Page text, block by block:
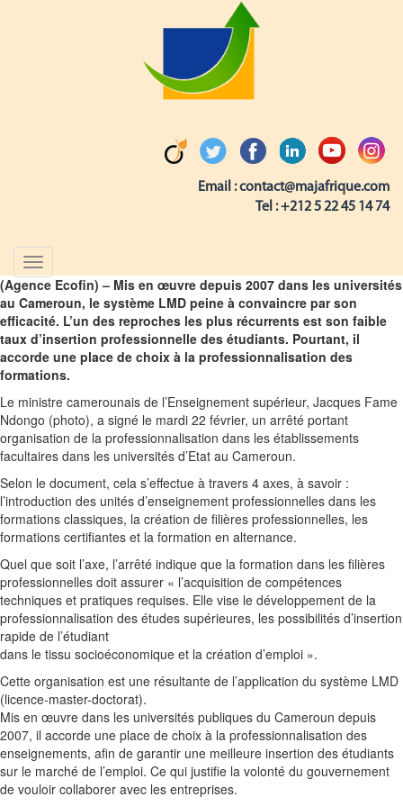
Email :contact@majafrique.com
Tel :+212 5 22 45 14 74
Toggle
navigation
(Agence Ecofin) – Mis en œuvre depuis 2007 dans les universités
au Cameroun, le système LMD peine à convaincre par son
efficacité. L’un des reproches les plus récurrents est son faible
taux d’insertion professionnelle des étudiants. Pourtant, il
accorde une place de choix à la professionnalisation des
formations.
Le ministre camerounais de l’Enseignement supérieur, Jacques Fame
Ndongo (photo), a signé le mardi 22 février, un arrêté portant
organisation de la professionnalisation dans les établissements
facultaires dans les universités d’Etat au Cameroun.
Selon le document, cela s’effectue à travers 4 axes, à savoir :
l’introduction des unités d’enseignement professionnelles dans les
formations classiques, la création de filières professionnelles, les
formations certifiantes et la formation en alternance.
Quel que soit l’axe, l’arrêté indique que la formation dans les filières
professionnelles doit assurer « l’acquisition de compétences
techniques et pratiques requises. Elle vise le développement de la
professionnalisation des études supérieures, les possibilités d’insertion
rapide de l’étudiant
dans le tissu socioéconomique et la création d’emploi ».
Cette organisation est une résultante de l’application du système LMD
(licence-master-doctorat).
Mis en œuvre dans les universités publiques du Cameroun depuis
2007, il accorde une place de choix à la professionnalisation des
enseignements, afin de garantir une meilleure insertion des étudiants
sur le marché de l’emploi. Ce qui justifie la volonté du gouvernement
de vouloir collaborer avec les entreprises.